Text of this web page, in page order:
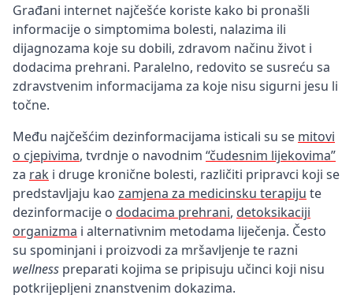
Građani internet najčešće koriste kako bi pronašli
informacije o simptomima bolesti, nalazima ili
dijagnozama koje su dobili, zdravom načinu život i
dodacima prehrani. Paralelno, redovito se susreću sa
zdravstvenim informacijama za koje nisu sigurni jesu li
točne.
Među najčešćim dezinformacijama isticali su se mitovi
o cjepivima, tvrdnje o navodnim “čudesnim lijekovima”
za rak i druge kronične bolesti, različiti pripravci koji se
predstavljaju kao zamjena za medicinsku terapiju te
dezinformacije o dodacima prehrani, detoksikaciji
organizma i alternativnim metodama liječenja. Često
su spominjani i proizvodi za mršavljenje te razni
wellness preparati kojima se pripisuju učinci koji nisu
potkrijepljeni znanstvenim dokazima.